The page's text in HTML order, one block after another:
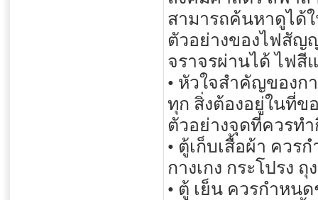
สามารถค้นหาดูได้ใ
ตัวอย่างของไฟสัญ
จราจรผ่านได้ ไฟสี
• หัวใจสำคัญของก
ทุก สิ่งต้องอยู่ในที่ข
ตัวอย่างจุดที่ควรท
• ตู้เก็บเสื้อผ้า ควร
กางเกง กระโปรง
• ตู้ เย็น ควรกำหน